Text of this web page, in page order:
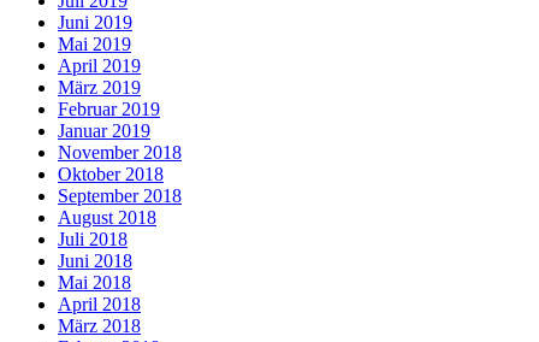
Juni 2019
Mai 2019
April 2019
März 2019
Februar 2019
Januar 2019
November 2018
Oktober 2018
September 2018
August 2018
Juli 2018
Juni 2018
Mai 2018
April 2018
März 2018